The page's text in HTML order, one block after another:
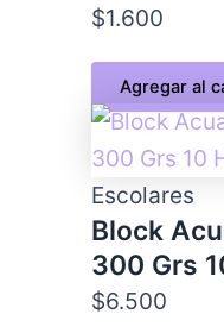
$1.600
Agregar al
Escolares
Block
300 Grs
$6.500